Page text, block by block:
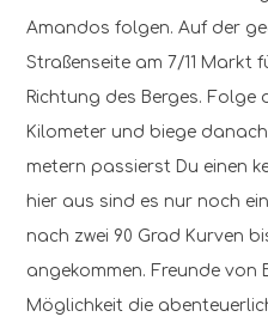
Amandos folgen. Auf der
Straßenseite am 7/11 Markt
Richtung des Berges. Folge
Kilometer und biege
metern passierst Du einen
hier aus sind es nur noch
nach zwei 90 Grad Kurven
angekommen. Freunde
Möglichkeit die